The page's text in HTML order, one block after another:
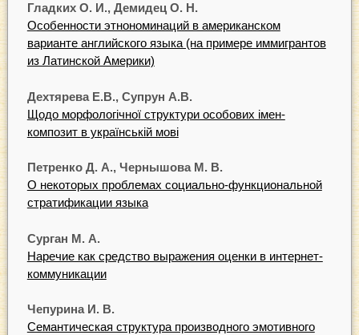
Гладких О. И., Демидец О. Н.
Особенности этнономинаций в американском
варианте английского языка (на примере иммигрантов
из Латинской Америки)
Дехтярева Е.В., Супрун А.В.
Щодо морфологічної структури особових імен-
композит в українській мові
Петренко Д. А., Чернышова М. В.
О некоторых проблемах социально-функциональной
стратификации языка
Сурган М. А.
Наречие как средство выражения оценки в интернет-
коммуникации
Чепурина И. В.
Семантическая структура производного эмотивного